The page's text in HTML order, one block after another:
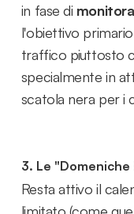
in fase di
l'obiettivo
traffico piuttosto
specialmente in
scatola nera per i
3. Le
Resta attivo il